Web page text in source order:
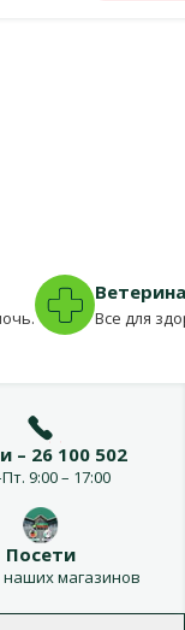
Все для
– 26 100 502
9:00 – 17:00
Посети
наших магазинов